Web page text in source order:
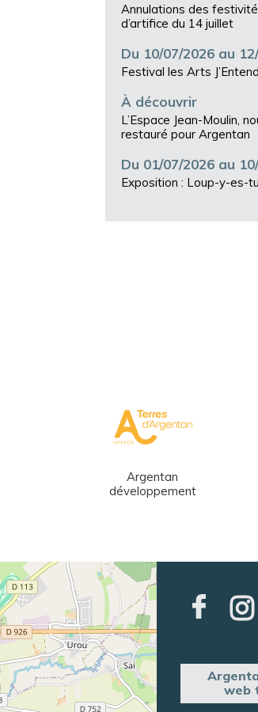
Annulations des
d’artifice du 14 juillet
Du 10/07/2026 au
Festival les Arts
À découvrir
L’Espace Jean-Moulin,
restauré pour Argentan
Du 01/07/2026 au
Exposition : Loup-y-es-
Argentan
développement
web